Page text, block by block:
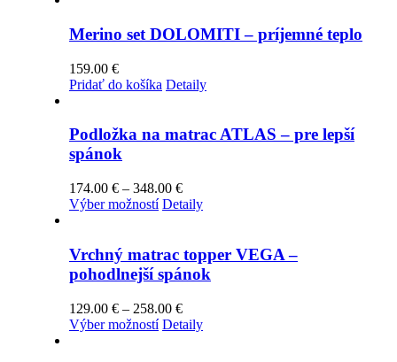
Merino set DOLOMITI – príjemné teplo
159.00 €
Pridať do košíka Detaily
Podložka na matrac ATLAS – pre lepší
spánok
174.00 € – 348.00 €Price
range:
348.00 €
Výber možností Tento
viacero
variantov.
Možnosti
môžete
vybrať
Detaily
Vrchný matrac topper VEGA –
pohodlnejší spánok
129.00 € – 258.00 €Price
range:
Výber možností Tento
Detaily